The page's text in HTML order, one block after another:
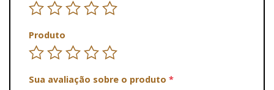
Produto
Sua avaliação sobre o produto *